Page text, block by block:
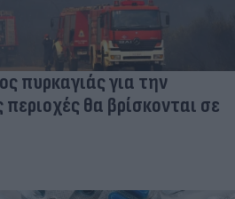
πυρκαγιάς για την
θα βρίσκονται σε